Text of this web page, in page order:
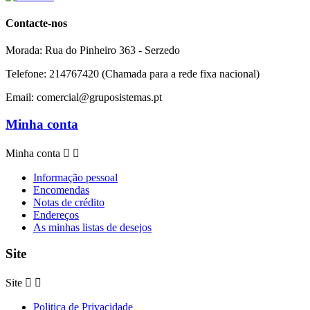
Contacte-nos
Morada: Rua do Pinheiro 363 - Serzedo
Telefone: 214767420 (Chamada para a rede fixa nacional)
Email: comercial@gruposistemas.pt
Minha conta
Minha conta  
Informação pessoal
Encomendas
Notas de crédito
Endereços
As minhas listas de desejos
Site
Site  
Politica de Privacidade